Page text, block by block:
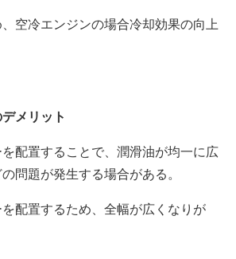
、空冷エンジンの場合冷却効果の向上
メリット
を配置することで、潤滑油が均一に広
問題が発生する場合がある。
を配置するため、全幅が広くなりが